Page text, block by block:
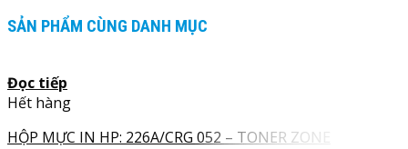
SẢN PHẨM CÙNG DANH MỤC
Đọc tiếp
Hết hàng
HỘP MỰC IN HP: 226A/CRG 052 – TONER ZONE